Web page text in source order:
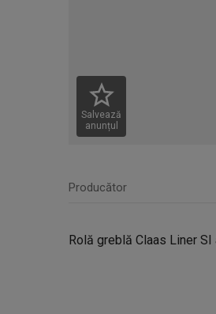
Salvează
anunțul
Producător
Rolă greblă Claas Liner